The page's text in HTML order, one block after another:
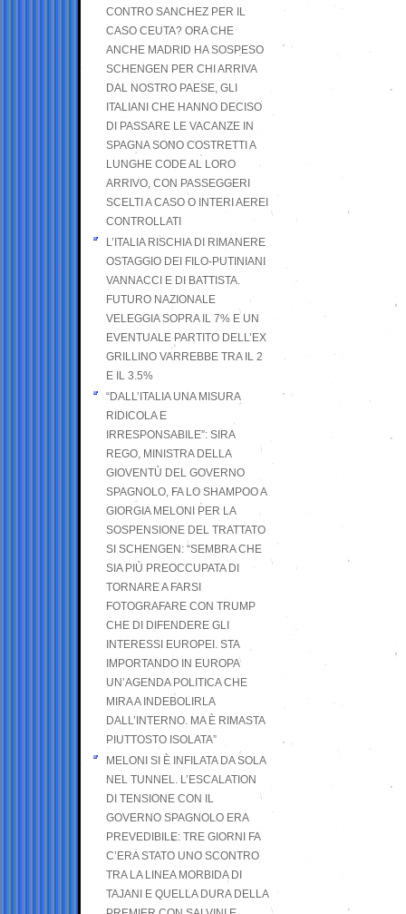
CONTRO SANCHEZ PER IL
CASO CEUTA? ORA CHE
ANCHE MADRID HA SOSPESO
SCHENGEN PER CHI ARRIVA
DAL NOSTRO PAESE, GLI
ITALIANI CHE HANNO DECISO
DI PASSARE LE VACANZE IN
SPAGNA SONO COSTRETTI A
LUNGHE CODE AL LORO
ARRIVO, CON PASSEGGERI
SCELTI A CASO O INTERI AEREI
CONTROLLATI
L’ITALIA RISCHIA DI RIMANERE
OSTAGGIO DEI FILO-PUTINIANI
VANNACCI E DI BATTISTA.
FUTURO NAZIONALE
VELEGGIA SOPRA IL 7% E UN
EVENTUALE PARTITO DELL’EX
GRILLINO VARREBBE TRA IL 2
E IL 3.5%
“DALL’ITALIA UNA MISURA
RIDICOLA E
IRRESPONSABILE”: SIRA
REGO, MINISTRA DELLA
GIOVENTÙ DEL GOVERNO
SPAGNOLO, FA LO SHAMPOO A
GIORGIA MELONI PER LA
SOSPENSIONE DEL TRATTATO
SI SCHENGEN: “SEMBRA CHE
SIA PIÙ PREOCCUPATA DI
TORNARE A FARSI
FOTOGRAFARE CON TRUMP
CHE DI DIFENDERE GLI
INTERESSI EUROPEI. STA
IMPORTANDO IN EUROPA
UN’AGENDA POLITICA CHE
MIRA A INDEBOLIRLA
DALL’INTERNO. MA È RIMASTA
PIUTTOSTO ISOLATA”
MELONI SI È INFILATA DA SOLA
NEL TUNNEL. L’ESCALATION
DI TENSIONE CON IL
GOVERNO SPAGNOLO ERA
PREVEDIBILE: TRE GIORNI FA
C’ERA STATO UNO SCONTRO
TRA LA LINEA MORBIDA DI
TAJANI E QUELLA DURA DELLA